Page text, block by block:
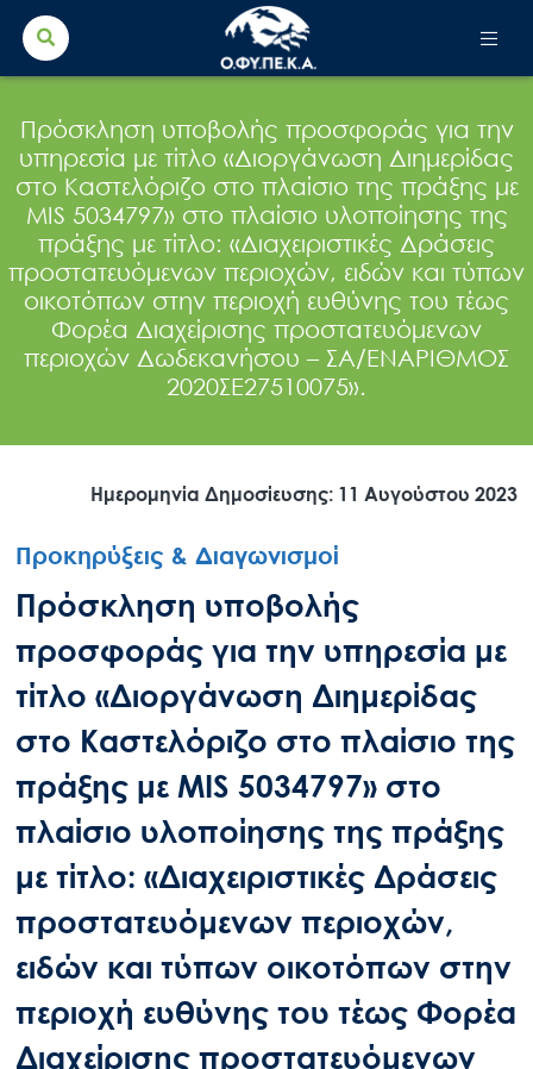
Search
for:
Πρόσκληση υποβολής προσφοράς για την
υπηρεσία με τίτλο «Διοργάνωση Διημερίδας
στο Καστελόριζο στο πλαίσιο της πράξης με
MIS 5034797» στο πλαίσιο υλοποίησης της
πράξης με τίτλο: «Διαχειριστικές Δράσεις
προστατευόμενων περιοχών, ειδών και τύπων
οικοτόπων στην περιοχή ευθύνης του τέως
Φορέα Διαχείρισης προστατευόμενων
περιοχών Δωδεκανήσου – ΣΑ/ΕΝΑΡΙΘΜΟΣ
2020ΣΕ27510075».
Ημερομηνία Δημοσίευσης: 11 Αυγούστου 2023
Προκηρύξεις & Διαγωνισμοί
Πρόσκληση υποβολής
προσφοράς για την υπηρεσία με
τίτλο «Διοργάνωση Διημερίδας
στο Καστελόριζο στο πλαίσιο της
πράξης με MIS 5034797» στο
πλαίσιο υλοποίησης της πράξης
με τίτλο: «Διαχειριστικές Δράσεις
προστατευόμενων περιοχών,
ειδών και τύπων οικοτόπων στην
περιοχή ευθύνης του τέως Φορέα
Διαχείρισης προστατευόμενων